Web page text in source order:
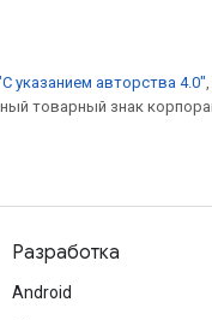
указанием авторства 4.0"
товарный знак
Разработка
Android